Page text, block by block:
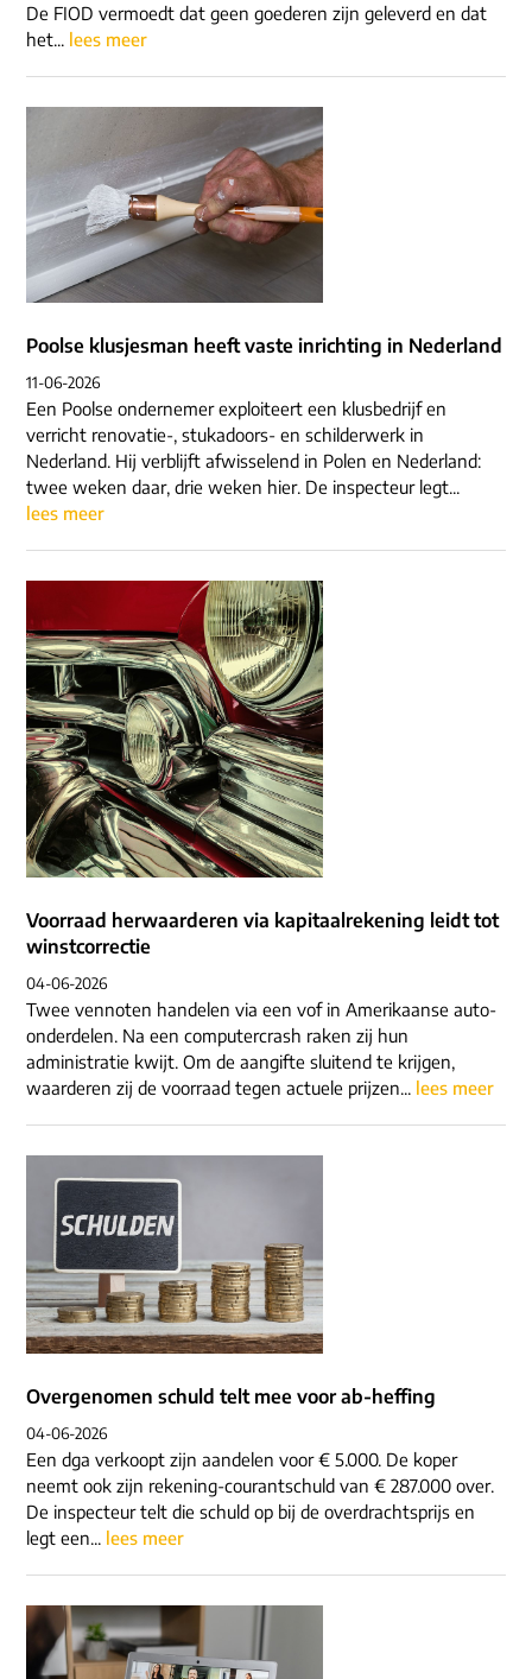
De FIOD vermoedt dat geen goederen zijn geleverd en dat
het... lees meer
Poolse klusjesman heeft vaste inrichting in Nederland
11-06-2026
Een Poolse ondernemer exploiteert een klusbedrijf en
verricht renovatie-, stukadoors- en schilderwerk in
Nederland. Hij verblijft afwisselend in Polen en Nederland:
twee weken daar, drie weken hier. De inspecteur legt...
lees meer
Voorraad herwaarderen via kapitaalrekening leidt tot
winstcorrectie
04-06-2026
Twee vennoten handelen via een vof in Amerikaanse auto-
onderdelen. Na een computercrash raken zij hun
administratie kwijt. Om de aangifte sluitend te krijgen,
waarderen zij de voorraad tegen actuele prijzen... lees meer
Overgenomen schuld telt mee voor ab-heffing
04-06-2026
Een dga verkoopt zijn aandelen voor € 5.000. De koper
neemt ook zijn rekening-courantschuld van € 287.000 over.
De inspecteur telt die schuld op bij de overdrachtsprijs en
legt een... lees meer